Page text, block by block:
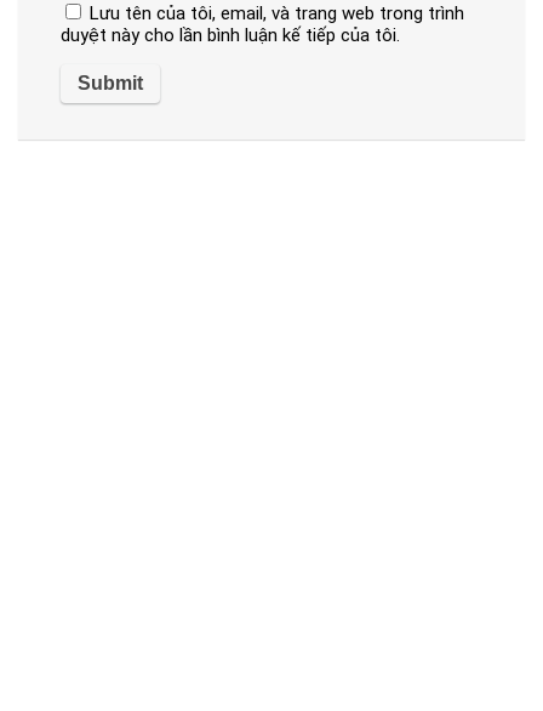
Lưu tên của tôi, email, và trang web trong trình
duyệt này cho lần bình luận kế tiếp của tôi.